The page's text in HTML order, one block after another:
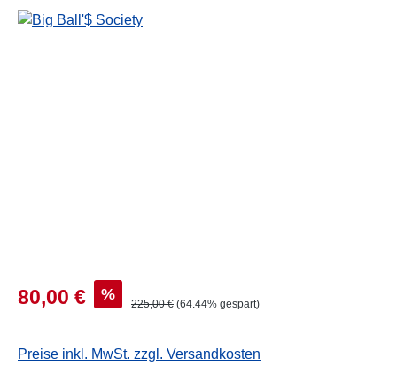
80,00 € %
225,00 € (64.44% gespart)
Preise inkl. MwSt. zzgl. Versandkosten